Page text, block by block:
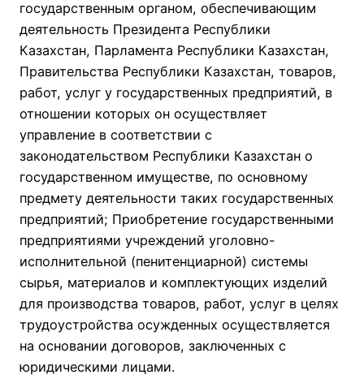
государственным органом, обеспечивающим
деятельность Президента Республики
Казахстан, Парламента Республики Казахстан,
Правительства Республики Казахстан, товаров,
работ, услуг у государственных предприятий, в
отношении которых он осуществляет
управление в соответствии с
законодательством Республики Казахстан о
государственном имуществе, по основному
предмету деятельности таких государственных
предприятий; Приобретение государственными
предприятиями учреждений уголовно-
исполнительной (пенитенциарной) системы
сырья, материалов и комплектующих изделий
для производства товаров, работ, услуг в целях
трудоустройства осужденных осуществляется
на основании договоров, заключенных с
юридическими лицами.